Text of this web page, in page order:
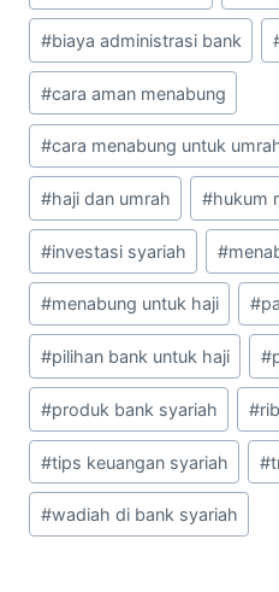
Tags:
#biaya administrasi bank
#cara aman menabung
#cara menabung untuk
#haji dan umrah #hukum
#investasi syariah #
#menabung untuk haji #
#pilihan bank untuk haji #
#produk bank syariah #
#tips keuangan syariah #
#wadiah di bank syariah